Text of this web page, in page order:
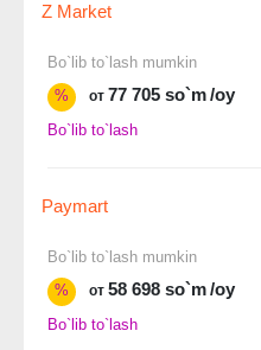
Z Market
Bo`lib to`lash mumkin
%
от 77 705 so`m/oy
Bo`lib to`lash
Paymart
Bo`lib to`lash mumkin
%
от 58 698 so`m/oy
Bo`lib to`lash